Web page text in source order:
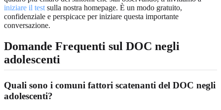
iniziare il test sulla nostra homepage. È un modo gratuito,
confidenziale e perspicace per iniziare questa importante
conversazione.
Domande Frequenti sul DOC negli
adolescenti
Quali sono i comuni fattori scatenanti del DOC negli
adolescenti?